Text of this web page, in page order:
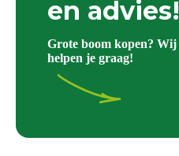
en advies!
Grote boom kopen? Wij
helpen je graag!